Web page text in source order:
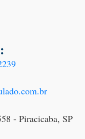
- Piracicaba, SP